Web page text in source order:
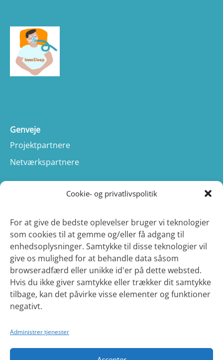
Cookie- og privatlivspolitik
For at give de bedste oplevelser bruger vi teknologier
som cookies til at gemme og/eller få adgang til
enhedsoplysninger. Samtykke til disse teknologier vil
give os mulighed for at behandle data såsom
browseradfærd eller unikke id'er på dette websted.
Hvis du ikke giver samtykke eller trækker dit samtykke
tilbage, kan det påvirke visse elementer og funktioner
negativt.
Administrer tjenester
Genveje
Projektpartnere
Netværkspartnere
Om projektet
Formidling
Cookie Policy (EU)
Kontakt
Projektteam og kontakt